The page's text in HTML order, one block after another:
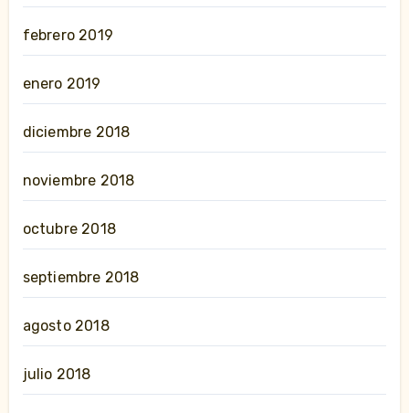
febrero 2019
enero 2019
diciembre 2018
noviembre 2018
octubre 2018
septiembre 2018
agosto 2018
julio 2018